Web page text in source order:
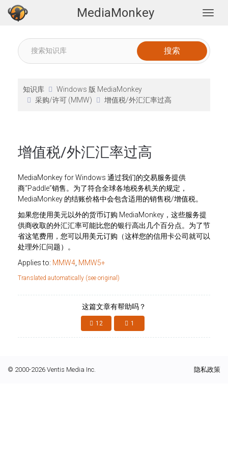
MediaMonkey
知识库
Windows 版 MediaMonkey
采购/许可 (MMW)
增值税/外汇汇率过高
增值税/外汇汇率过高
MediaMonkey for Windows 通过我们的交易服务提供
商“Paddle”销售。为了符合全球各地税务机关的规定，
MediaMonkey 的结账价格中会包含适用的销售税/增值税。
如果您使用美元以外的货币订购 MediaMonkey，这些服务提
供商收取的外汇汇率可能比您的银行高出几个百分点。为了节
省这笔费用，您可以用美元订购（这样您的信用卡公司就可以
处理外汇问题）。
Applies to: MMW4 MMW5+
Translated automatically (see original)
这篇文章有帮助吗？
12 1
© 2000-2026 Ventis Media Inc. 隐私政策